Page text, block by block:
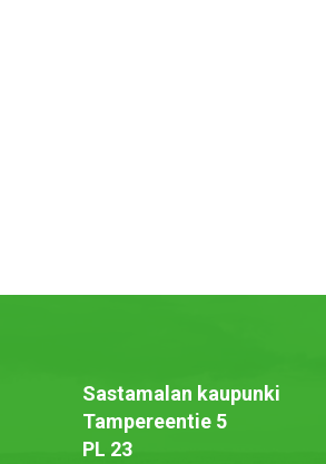
Sastamalan kaupunki
Tampereentie 5
PL 23